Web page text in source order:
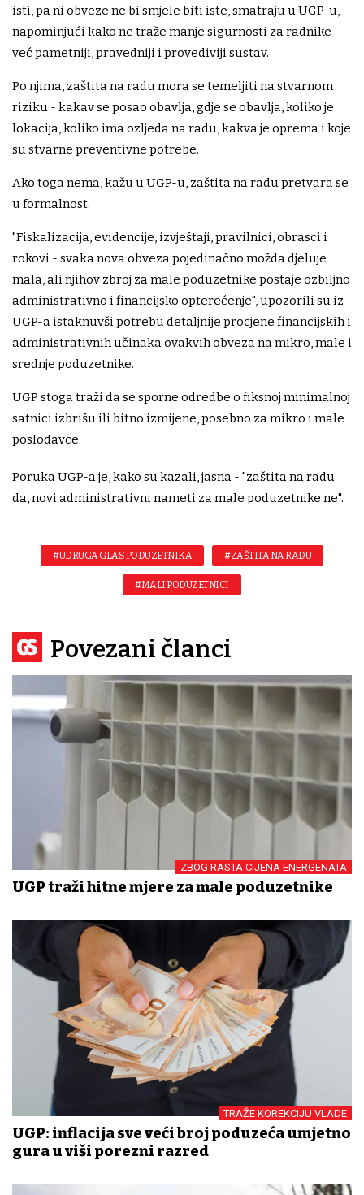
isti, pa ni obveze ne bi smjele biti iste, smatraju u UGP-u,
napominjući kako ne traže manje sigurnosti za radnike
već pametniji, pravedniji i provediviji sustav.
Po njima, zaštita na radu mora se temeljiti na stvarnom
riziku - kakav se posao obavlja, gdje se obavlja, koliko je
lokacija, koliko ima ozljeda na radu, kakva je oprema i koje
su stvarne preventivne potrebe.
Ako toga nema, kažu u UGP-u, zaštita na radu pretvara se
u formalnost.
"Fiskalizacija, evidencije, izvještaji, pravilnici, obrasci i
rokovi - svaka nova obveza pojedinačno možda djeluje
mala, ali njihov zbroj za male poduzetnike postaje ozbiljno
administrativno i financijsko opterećenje", upozorili su iz
UGP-a istaknuvši potrebu detaljnije procjene financijskih i
administrativnih učinaka ovakvih obveza na mikro, male i
srednje poduzetnike.
UGP stoga traži da se sporne odredbe o fiksnoj minimalnoj
satnici izbrišu ili bitno izmijene, posebno za mikro i male
poslodavce.
Poruka UGP-a je, kako su kazali, jasna - "zaštita na radu
da, novi administrativni nameti za male poduzetnike ne".
#UDRUGA GLAS PODUZETNIKA #ZAŠTITA NA RADU
#MALI PODUZETNICI
Povezani članci
ZBOG RASTA CIJENA ENERGENATA
UGP traži hitne mjere za male poduzetnike
TRAŽE KOREKCIJU VLADE
UGP: inflacija sve veći broj poduzeća umjetno
gura u viši porezni razred